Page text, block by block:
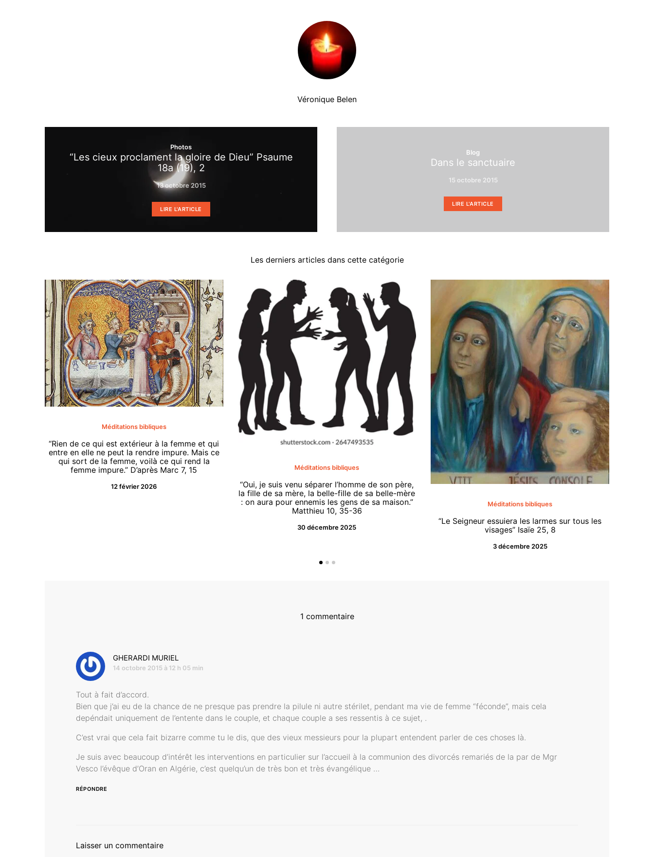
Véronique Belen
Photos
“Les cieux proclament la gloire de Dieu” Psaume
18a (19), 2
13 octobre 2015
LIRE L'ARTICLE
Blog
Dans le sanctuaire
15 octobre 2015
LIRE L'ARTICLE
Les derniers articles dans cette catégorie
Méditations bibliques
“Rien de ce qui est extérieur à la femme et qui
entre en elle ne peut la rendre impure. Mais ce
qui sort de la femme, voilà ce qui rend la
femme impure.” D’après Marc 7, 15
12 février 2026
Méditations bibliques
“Oui, je suis venu séparer l’homme de son père,
la fille de sa mère, la belle-fille de sa belle-mère
: on aura pour ennemis les gens de sa maison.”
Matthieu 10, 35-36
30 décembre 2025
Méditations bibliques
“Le Seigneur essuiera les larmes sur tous les
visages” Isaïe 25, 8
3 décembre 2025
1 commentaire
GHERARDI MURIEL
14 octobre 2015 à 12 h 05 min
Tout à fait d’accord.
Bien que j’ai eu de la chance de ne presque pas prendre la pilule ni autre stérilet, pendant ma vie de femme “féconde”, mais cela
depéndait uniquement de l’entente dans le couple, et chaque couple a ses ressentis à ce sujet, .
C’est vrai que cela fait bizarre comme tu le dis, que des vieux messieurs pour la plupart entendent parler de ces choses là.
Je suis avec beaucoup d’intérêt les interventions en particulier sur l’accueil à la communion des divorcés remariés de la par de Mgr
Vesco l’évêque d’Oran en Algérie, c’est quelqu’un de très bon et très évangélique …
RÉPONDRE
Laisser un commentaire